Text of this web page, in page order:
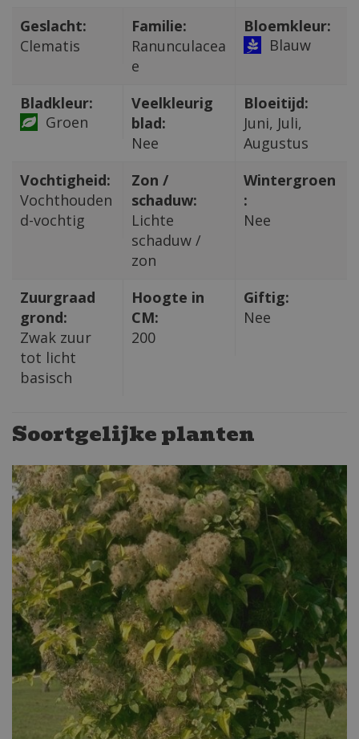
Geslacht:
Clematis
Familie:
Ranunculacea
e
Bloemkleur:
Blauw
Bladkleur:
Groen
Veelkleurig
blad:
Nee
Bloeitijd:
Juni, Juli,
Augustus
Vochtigheid:
Vochthouden
d-vochtig
Zon /
schaduw:
Lichte
schaduw /
zon
Wintergroen
:
Nee
Zuurgraad
grond:
Zwak zuur
tot licht
basisch
Hoogte in
CM:
200
Giftig:
Nee
Soortgelijke planten